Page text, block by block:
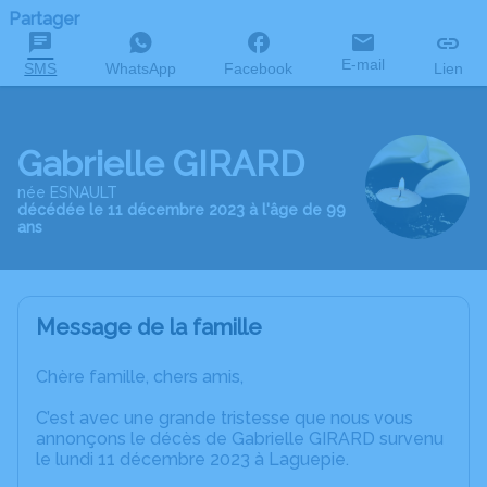
Partager
SMS WhatsApp Facebook E-mail Lien
Gabrielle GIRARD
née ESNAULT
décédée le 11 décembre 2023 à l'âge de 99
ans
Message de la famille
Chère famille, chers amis,
C’est avec une grande tristesse que nous vous
annonçons le décès de Gabrielle GIRARD survenu
le lundi 11 décembre 2023 à Laguepie.